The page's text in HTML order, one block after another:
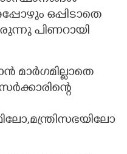
ഒപ്പിടാതെ
പിണറായി